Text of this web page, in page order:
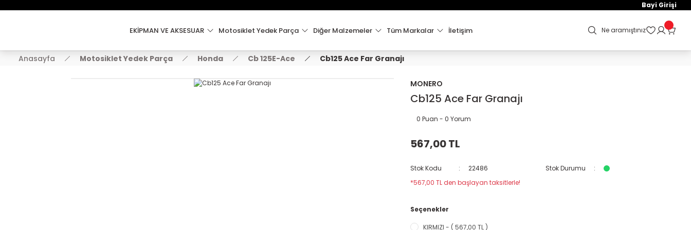
2000 TL VE ÜZERİ KARGO ÜCRETSİZ !
Bayi Girişi
EKİPMAN VE AKSESUAR Motosiklet Yedek Parça Diğer Malzemeler Tüm Markalar İletişim Ne aramıştınız
Anasayfa Motosiklet Yedek Parça Honda Cb 125E-Ace Cb125 Ace Far Granajı
MONERO
Cb125 Ace Far Granajı
0 Puan - 0 Yorum
567,00 TL
Stok Kodu 22486
Stok Durumu
*567,00 TL den başlayan taksitlerle!
Seçenekler
KIRMIZI - ( 567,00 TL )